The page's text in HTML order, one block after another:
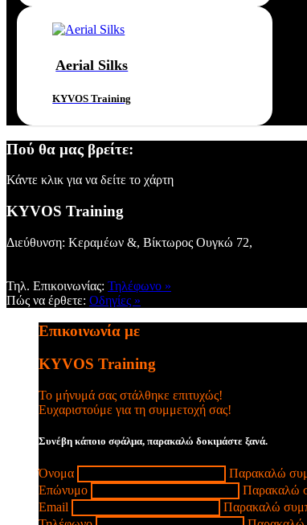
Aerial Silks
KYVOS Training
Πού θα μας βρείτε:
Κάντε κλικ για να δείτε το χάρτη
KYVOS Training
Διεύθυνση: Κεραμέων &, Βίκτωρος Ουγκώ 72,
Τηλ. Επικοινωνίας: Τηλέφωνο »
Πώς να έρθετε: Οδηγίες »
Επικοινωνία με
KYVOS Training
Το μήνυμά σας στάλθηκε επιτυχώς!
Ευχαριστούμε για τη συμμετοχή σας!
Συνέβη κάποιο σφάλμα, παρακαλώ δοκιμάστε ξανά.
Όνομα
Παρακαλώ
Επώνυμο
Παρακαλώ
Email
Παρακαλώ